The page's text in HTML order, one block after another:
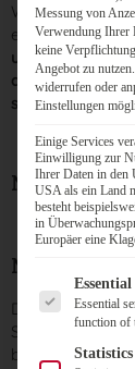
Wahlsystem
einfach
uniWAHL 6.1
aktuellem
steht im
Neue
NEU:
Das am
System an
bietet sich als
Messung von
Verwendung Ihrer
keine
Angebot zu nutzen.
widerrufen oder
Einstellungen
Einige Services
Einwilligung zur
Ihrer Daten in den
USA als ein Land
besteht
in
Europäer eine
Es folgt eine
Essential
Essential
function of
Statistics